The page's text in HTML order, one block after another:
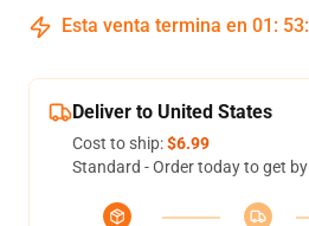
Esta venta termina en 01 : 53:
Deliver to United States
Cost to ship:$6.99
Standard - Order today to get by